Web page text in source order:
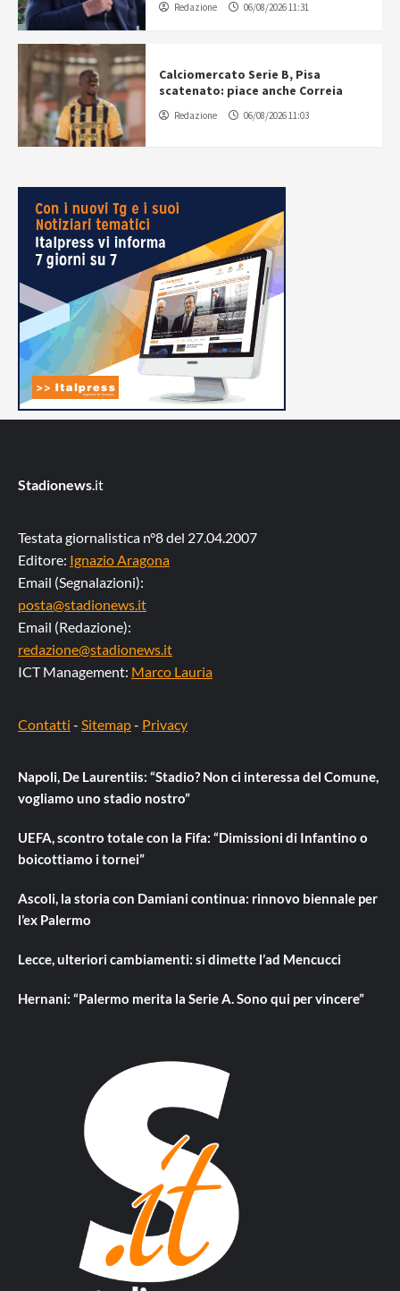
Redazione 06/08/2026 11:31
Calciomercato Serie B, Pisa
scatenato: piace anche Correia
Redazione 06/08/2026 11:03
Stadionews.it
Testata giornalistica n°8 del 27.04.2007
Editore: Ignazio Aragona
Email (Segnalazioni):
posta@stadionews.it
Email (Redazione):
redazione@stadionews.it
ICT Management: Marco Lauria
Contatti - Sitemap- Privacy
Napoli, De Laurentiis: “Stadio? Non ci interessa del Comune,
vogliamo uno stadio nostro”
UEFA, scontro totale con la Fifa: “Dimissioni di Infantino o
boicottiamo i tornei”
Ascoli, la storia con Damiani continua: rinnovo biennale per
l’ex Palermo
Lecce, ulteriori cambiamenti: si dimette l’ad Mencucci
Hernani: “Palermo merita la Serie A. Sono qui per vincere”